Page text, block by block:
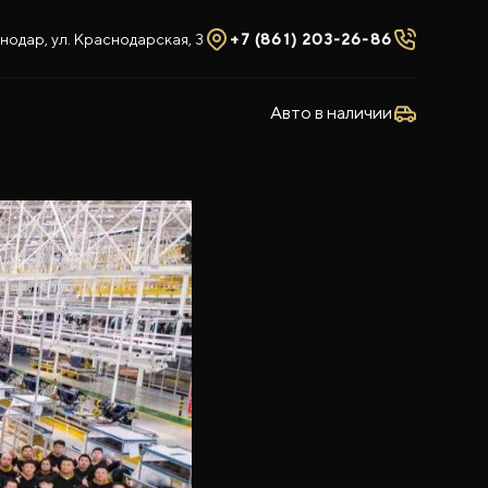
ул. Краснодарская, 3 +7 (861) 203-26-86
Авто в наличии